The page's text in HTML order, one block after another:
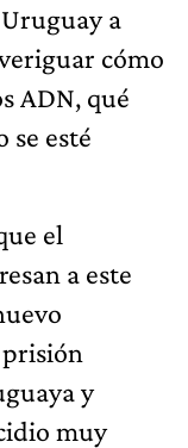
a
cómo
ADN, qué
se esté
el
a este
y
muy